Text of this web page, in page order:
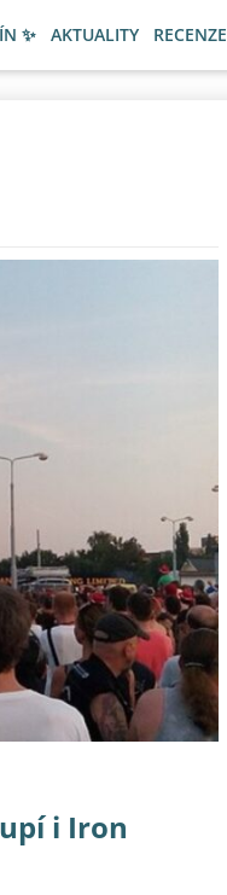
✨ AKTUALITY RECENZE
i Iron